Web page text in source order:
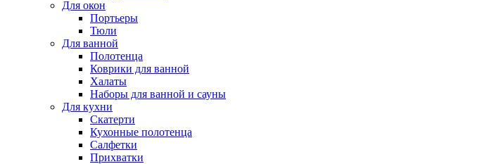
Для окон
Портьеры
Тюли
Для ванной
Полотенца
Коврики для ванной
Халаты
Наборы для ванной и сауны
Для кухни
Скатерти
Кухонные полотенца
Салфетки
Прихватки